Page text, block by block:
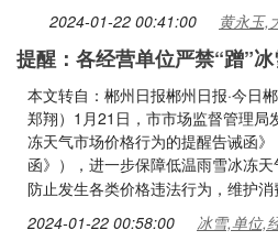
2024-01-22 00:41:00 黄永玉,
提醒：各经营单位严禁“蹭”
本文转自：郴州日报郴州日报·今日
郑翔）1月21日，市市场监督管理局
冻天气市场价格行为的提醒告诫函
函》），进一步保障低温雨雪冰冻
防止发生各类价格违法行为，维护
2024-01-22 00:58:00 冰雪,单位,